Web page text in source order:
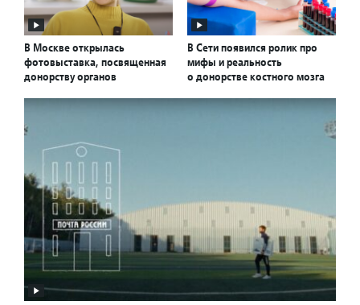
В Москве открылась
фотовыставка, посвященная
донорству органов
В Сети появился ролик про
мифы и реальность
о донорстве костного мозга